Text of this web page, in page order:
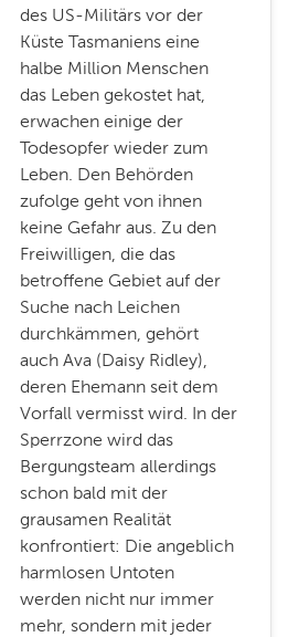
des US-Militärs vor der
Küste Tasmaniens eine
halbe Million Menschen
das Leben gekostet hat,
erwachen einige der
Todesopfer wieder zum
Leben. Den Behörden
zufolge geht von ihnen
keine Gefahr aus. Zu den
Freiwilligen, die das
betroffene Gebiet auf der
Suche nach Leichen
durchkämmen, gehört
auch Ava (Daisy Ridley),
deren Ehemann seit dem
Vorfall vermisst wird. In der
Sperrzone wird das
Bergungsteam allerdings
schon bald mit der
grausamen Realität
konfrontiert: Die angeblich
harmlosen Untoten
werden nicht nur immer
mehr, sondern mit jeder